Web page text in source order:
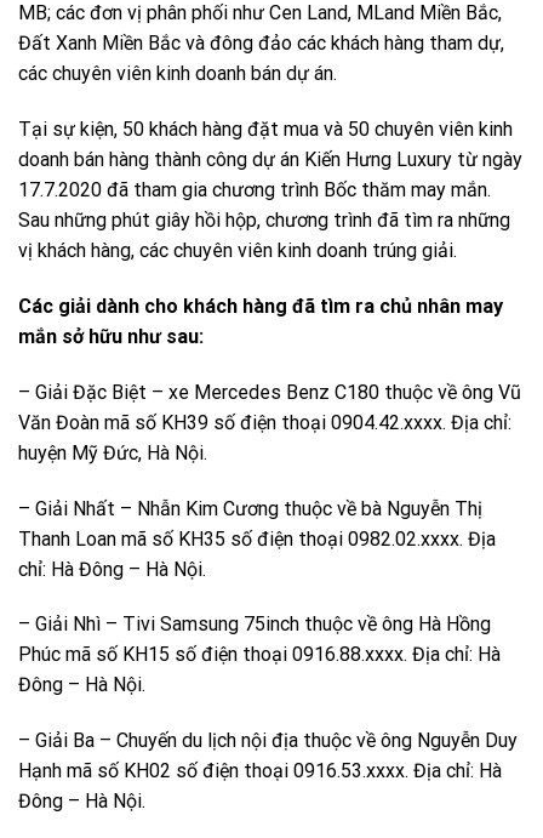
MB; các đơn vị phân phối như Cen Land, MLand Miền Bắc,
Đất Xanh Miền Bắc và đông đảo các khách hàng tham dự,
các chuyên viên kinh doanh bán dự án.
Tại sự kiện, 50 khách hàng đặt mua và 50 chuyên viên kinh
doanh bán hàng thành công dự án Kiến Hưng Luxury từ ngày
17.7.2020 đã tham gia chương trình Bốc thăm may mắn.
Sau những phút giây hồi hộp, chương trình đã tìm ra những
vị khách hàng, các chuyên viên kinh doanh trúng giải.
Các giải dành cho khách hàng đã tìm ra chủ nhân may
mắn sở hữu như sau:
– Giải Đặc Biệt – xe Mercedes Benz C180 thuộc về ông Vũ
Văn Đoàn mã số KH39 số điện thoại 0904.42.xxxx. Địa chỉ:
huyện Mỹ Đức, Hà Nội.
– Giải Nhất – Nhẫn Kim Cương thuộc về bà Nguyễn Thị
Thanh Loan mã số KH35 số điện thoại 0982.02.xxxx. Địa
chỉ: Hà Đông – Hà Nội.
– Giải Nhì – Tivi Samsung 75inch thuộc về ông Hà Hồng
Phúc mã số KH15 số điện thoại 0916.88.xxxx. Địa chỉ: Hà
Đông – Hà Nội.
– Giải Ba – Chuyến du lịch nội địa thuộc về ông Nguyễn Duy
Hạnh mã số KH02 số điện thoại 0916.53.xxxx. Địa chỉ: Hà
Đông – Hà Nội.